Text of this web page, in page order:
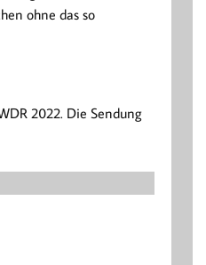
ohne das so
2022. Die Sendung